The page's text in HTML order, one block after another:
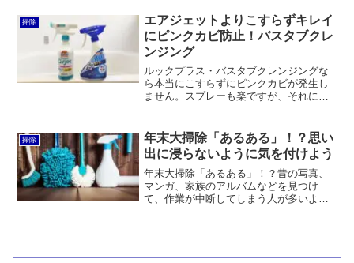
ーナメントの「防水テープ」に比べると
手間ですが、見た目を全く損なわないの
はメリットです。
掃除
エアジェットよりこすらずキレイ
にピンクカビ防止！バスタブクレ
ンジング
ルックプラス・バスタブクレンジングな
ら本当にこすらずにピンクカビが発生し
ません。スプレーも楽ですが、それにつ
ンクカビが発生します。
掃除
年末大掃除「あるある」！？思い
出に浸らないように気を付けよう
年末大掃除「あるある」！？昔の写真、
マンガ、家族のアルバムなどを見つけ
て、作業が中断してしまう人が多いよう